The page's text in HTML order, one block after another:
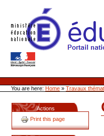
Site Web de l'ONL
Sections
Personal
toolsYou are here:Home » Travaux
Actions
Print this page